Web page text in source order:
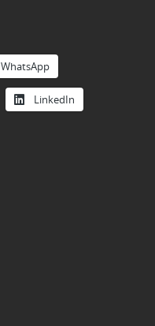
WhatsApp
LinkedIn